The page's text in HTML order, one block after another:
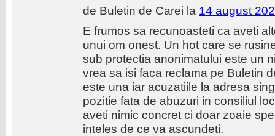
de Buletin de Carei la 14 august
E frumos sa recunoasteti ca aveti
unui om onest. Un hot care se
sub protectia anonimatului este un
vrea sa isi faca reclama pe Buletin
este una iar acuzatiile la adresa
pozitie fata de abuzuri in consiliul
aveti nimic concret ci doar zoaie
inteles de ce va ascundeti.